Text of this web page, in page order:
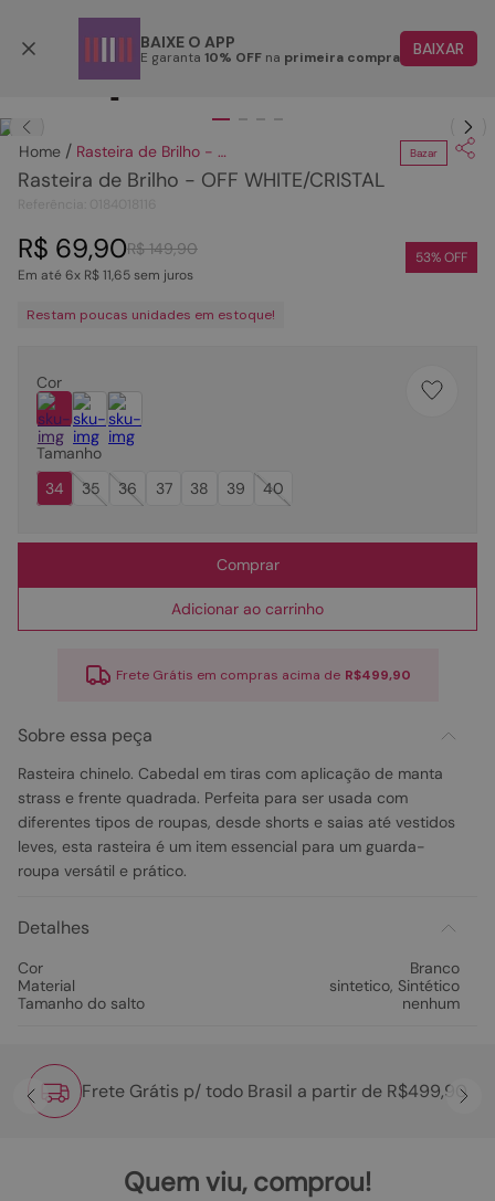
BAIXE O APP
E garanta 10% OFF na primeira compra BAIXAR
Rasteira de Brilho - OFF WHITE/CRISTAL Bazar
Rasteira de Brilho - OFF WHITE/CRISTAL
R$ 149,90
R$ 69,90
Em até6x R$11,65sem juros
53% OFF
Restam poucas unidades em estoque!
Cor
Tamanho
34
35 36 37 38 39 40
Comprar
Adicionar ao carrinho
Frete Grátis em compras acima de R$499,90
Sobre essa peça
Rasteira chinelo. Cabedal em tiras com aplicação de manta
strass e frente quadrada. Perfeita para ser usada com
diferentes tipos de roupas, desde shorts e saias até vestidos
leves, esta rasteira é um item essencial para um guarda-
roupa versátil e prático.
Detalhes
Cor
Branco
Material
sintetico, Sintético
Tamanho do salto
nenhum
Frete Grátis p/ todo Brasil a partir de R$499,90
Quem viu, comprou!
1
2º
rasteira
4º
bota
5º
sandalia
6º
tamanco
sapatilha
couro
10º scarpin